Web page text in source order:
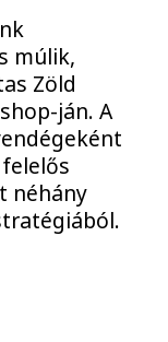
múlik,
Zöld
ján. A
néhány